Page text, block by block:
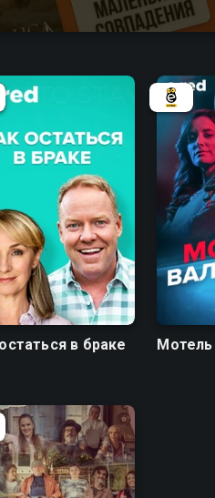
в браке
6.9
Мотель